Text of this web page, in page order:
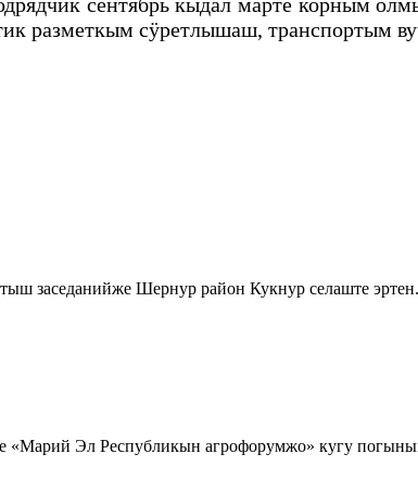
разметкым сӱретлышаш, транспортым
заседанийже Шернур район Кукнур селаште
«Марий Эл Республикын агрофорумжо» кугу